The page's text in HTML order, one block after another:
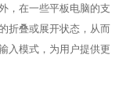
，在一些平板电脑的支
折叠或展开状态，从而
入模式，为用户提供更